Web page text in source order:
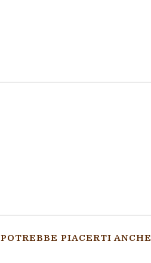
POTREBBE PIACERTI ANCHE